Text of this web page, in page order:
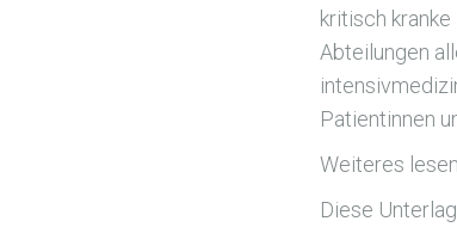
kritisch
Abteilungen
Patientinnen
Weiteres
Diese